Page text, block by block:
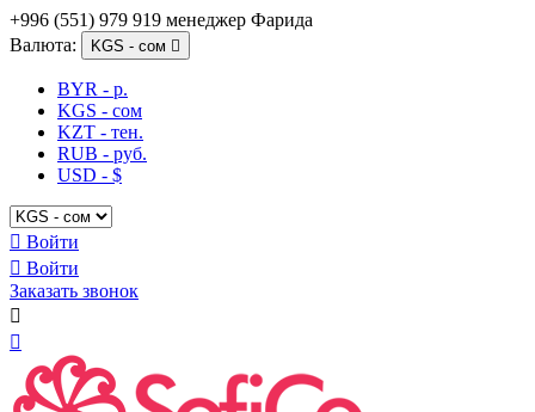
+996 (551) 979 919 менеджер Фарида
Валюта:
KGS - сом 
BYR - р.
KGS - сом
KZT - тен.
RUB - руб.
USD - $
 Войти
 Войти
Заказать звонок

